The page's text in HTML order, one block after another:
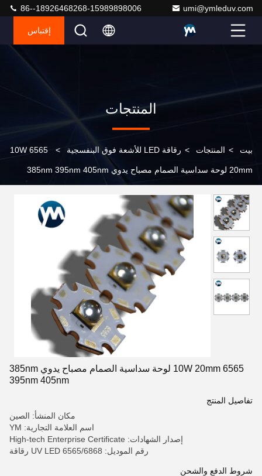
umi@ymleduv.com
86--18926468268-15989898006
إقتباس
المنتجات
بيت > المنتجات > رقاقة LED للأشعة فوق البنفسجية >
6565 10W
20mm لوحة سداسية الصمام مصباح يدوي 385nm 395nm 405nm
6565 10W 20mm لوحة سداسية الصمام مصباح يدوي 385nm
395nm 405nm
تفاصيل المنتج
مكان المنشأ: الصين
اسم العلامة التجارية: YM
إصدار الشهادات: High-tech Enterprise Certificate
رقم الموديل: 6565/6868 UV LED رقاقة
شروط الدفع والشحن